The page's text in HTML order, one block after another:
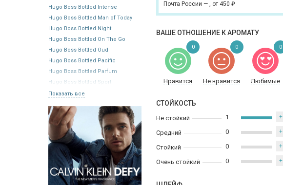
Hugo Boss Bottled Intense
Hugo Boss Bottled Man of Today
Hugo Boss Bottled Night
Hugo Boss Bottled On The Go
Hugo Boss Bottled Oud
Hugo Boss Bottled Pacific
Hugo Boss Bottled Parfum
Hugo Boss Bottled Sport
Показать все
Почта России — , от 450 ₽
ВАШЕ ОТНОШЕНИЕ К АРОМАТУ
Нравится Не нравится Любимые
0 0 0
СТОЙКОСТЬ
Не стойкий
Средний
Стойкий
Очень стойкий
1 +
0 +
0 +
0 +